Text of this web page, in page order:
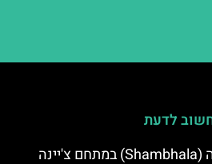
לדעת
רכבת הרים שאמבאלה (Shambhala) במתחם צ'יינה